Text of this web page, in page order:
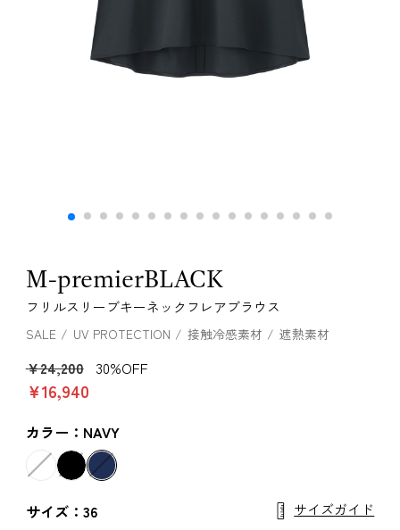
M-premierBLACK
フリルスリーブキーネックフレアブラウス
SALE UV PROTECTION 接触冷感素材 遮熱素材
￥24,200 30%OFF
￥16,940
カラー：NAVY
サイズ：36 サイズガイド